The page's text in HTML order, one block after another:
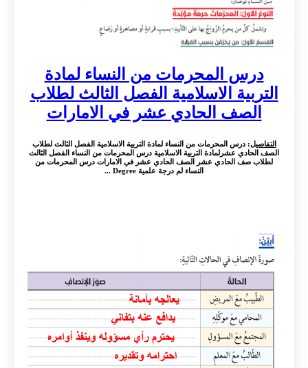
درس المحرمات من النساء لمادة
التربية الاسلامية الفصل الثالث لطلاب
الصف الحادي عشر في الامارات
التفاصيل: درس المحرمات من النساء لمادة التربية الاسلامية الفصل الثالث لطلاب
الصف الحادي عشرلمادة التربية الاسلامية درس المحرمات من النساء الفصل الثالث
لطلاب صف الحادي عشر الصف الحادي عشر في الامارات درس المحرمات من
النساء لم درجة علمية Degree ...